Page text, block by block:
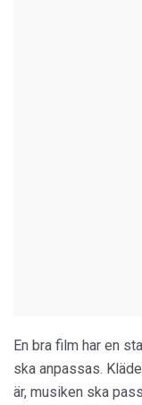
En bra film har en
ska anpassas.
är, musiken ska